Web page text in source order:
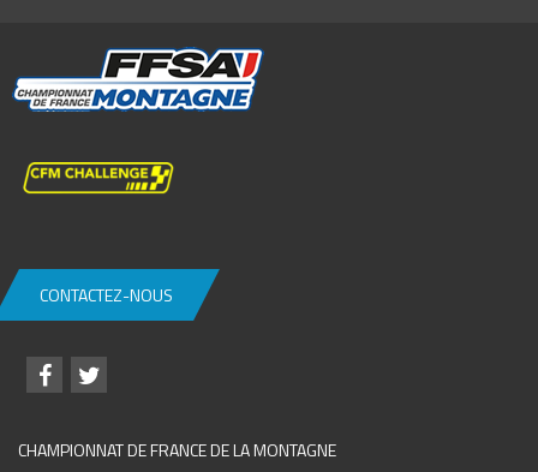
CONTACTEZ-NOUS
CHAMPIONNAT DE FRANCE DE LA MONTAGNE